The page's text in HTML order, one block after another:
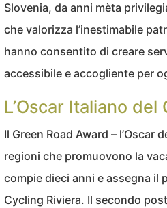
Slovenia, da anni mèta
che valorizza l’inestimabile
hanno consentito di creare
accessibile e accogliente per
L’Oscar Italiano
Il Green Road Award –
regioni che promuovono la
compie dieci anni e assegna il
Cycling Riviera. Il secondo